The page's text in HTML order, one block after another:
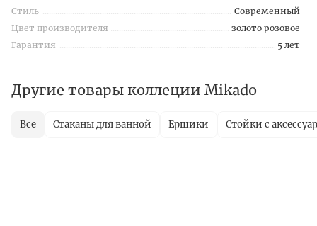
Стиль
Современный
Цвет производителя
золото розовое
Гарантия
5 лет
Другие товары коллеции Mikado
Все Стаканы для ванной Ершики Стойки с